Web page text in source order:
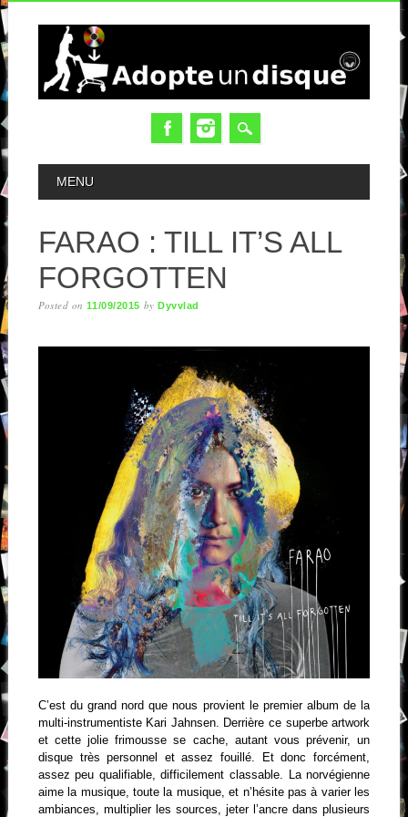
MAIN MENU
MENU
FARAO : TILL IT’S ALL
FORGOTTEN
Posted on11/09/2015 byDyvvlad
C’est du grand nord que nous provient le premier album de la
multi-instrumentiste Kari Jahnsen. Derrière ce superbe artwork
et cette jolie frimousse se cache, autant vous prévenir, un
disque très personnel et assez fouillé. Et donc forcément,
assez peu qualifiable, difficilement classable. La norvégienne
aime la musique, toute la musique, et n’hésite pas à varier les
ambiances, multiplier les sources, jeter l’ancre dans plusieurs